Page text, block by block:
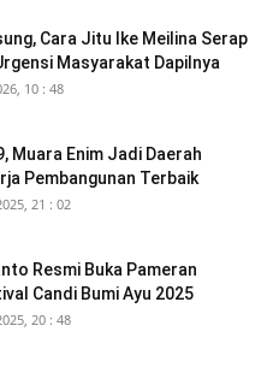
Cara Jitu Ike Meilina Serap
Masyarakat Dapilnya
10 : 48
Muara Enim Jadi Daerah
Pembangunan Terbaik
21 : 02
Resmi Buka Pameran
Candi Bumi Ayu 2025
20 : 48